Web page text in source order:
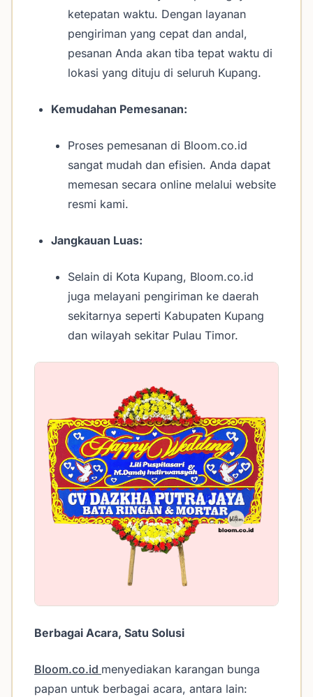
ketepatan waktu. Dengan layanan
pengiriman yang cepat dan andal,
pesanan Anda akan tiba tepat waktu di
lokasi yang dituju di seluruh Kupang.
Kemudahan Pemesanan:
Proses pemesanan di Bloom.co.id
sangat mudah dan efisien. Anda dapat
memesan secara online melalui website
resmi kami.
Jangkauan Luas:
Selain di Kota Kupang, Bloom.co.id
juga melayani pengiriman ke daerah
sekitarnya seperti Kabupaten Kupang
dan wilayah sekitar Pulau Timor.
Berbagai Acara, Satu Solusi
Bloom.co.id menyediakan karangan bunga
papan untuk berbagai acara, antara lain: